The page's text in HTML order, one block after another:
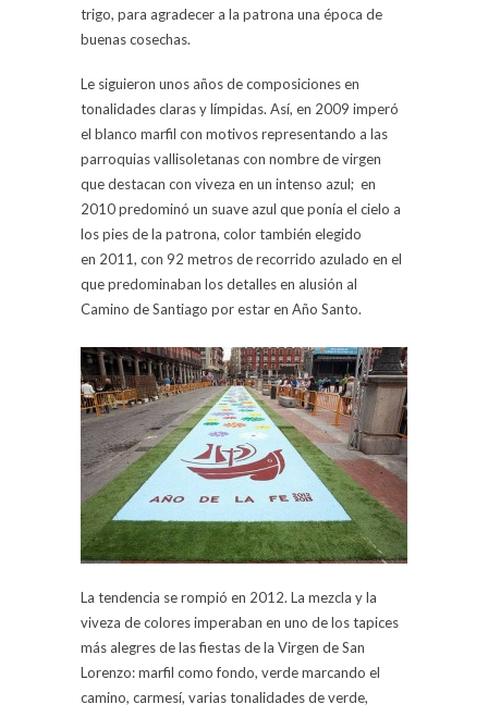
trigo, para agradecer a la patrona una época de
buenas cosechas.
Le siguieron unos años de composiciones en
tonalidades claras y límpidas. Así, en 2009 imperó
el blanco marfil con motivos representando a las
parroquias vallisoletanas con nombre de virgen
que destacan con viveza en un intenso azul; en
2010 predominó un suave azul que ponía el cielo a
los pies de la patrona, color también elegido
en 2011, con 92 metros de recorrido azulado en el
que predominaban los detalles en alusión al
Camino de Santiago por estar en Año Santo.
La tendencia se rompió en 2012. La mezcla y la
viveza de colores imperaban en uno de los tapices
más alegres de las fiestas de la Virgen de San
Lorenzo: marfil como fondo, verde marcando el
camino, carmesí, varias tonalidades de verde,